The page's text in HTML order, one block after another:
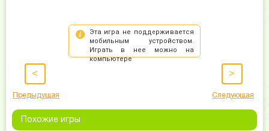
<
Предыдущая
>
Следующая
Похожие игры